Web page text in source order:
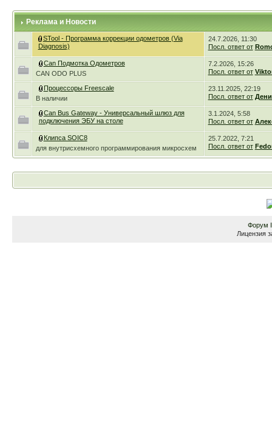
Реклама и Новости
STool - Программа коррекции одометров (Via
Diagnosis)
24.7.2026, 11:30
Посл. ответ от
Can Подмотка Одометров
CAN ODO PLUS
7.2.2026, 15:26
Посл. ответ от
Процессоры Freescale
В наличии
23.11.2025, 22:19
Посл. ответ от
Can Bus Gateway - Универсальный шлюз для
подключения ЭБУ на столе
3.1.2024, 5:58
Посл. ответ от
Клипса SOIC8
для внутрисхемного программирования микросхем
25.7.2022, 7:21
Посл. ответ от
Форум
Лицензия